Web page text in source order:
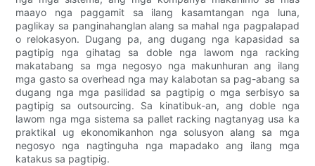
maayo nga paggamit sa ilang kasamtangan nga luna,
paglikay sa panginahanglan alang sa mahal nga pagpalapad
o relokasyon. Dugang pa, ang dugang nga kapasidad sa
pagtipig nga gihatag sa doble nga lawom nga racking
makatabang sa mga negosyo nga makunhuran ang ilang
mga gasto sa overhead nga may kalabotan sa pag-abang sa
dugang nga mga pasilidad sa pagtipig o mga serbisyo sa
pagtipig sa outsourcing. Sa kinatibuk-an, ang doble nga
lawom nga mga sistema sa pallet racking nagtanyag usa ka
praktikal ug ekonomikanhon nga solusyon alang sa mga
negosyo nga nagtinguha nga mapadako ang ilang mga
katakus sa pagtipig.